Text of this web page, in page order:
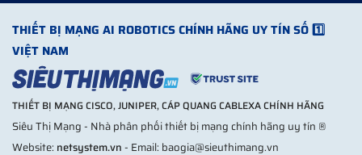
THIẾT BỊ MẠNG AI ROBOTICS CHÍNH HÃNG UY TÍN SỐ 1️⃣
VIỆT NAM
THIẾT BỊ MẠNG CISCO, JUNIPER, CÁP QUANG CABLEXA CHÍNH HÃNG
Siêu Thị Mạng - Nhà phân phối thiết bị mạng chính hãng uy tín ®
Website: netsystem.vn- Email: baogia@sieuthimang.vn